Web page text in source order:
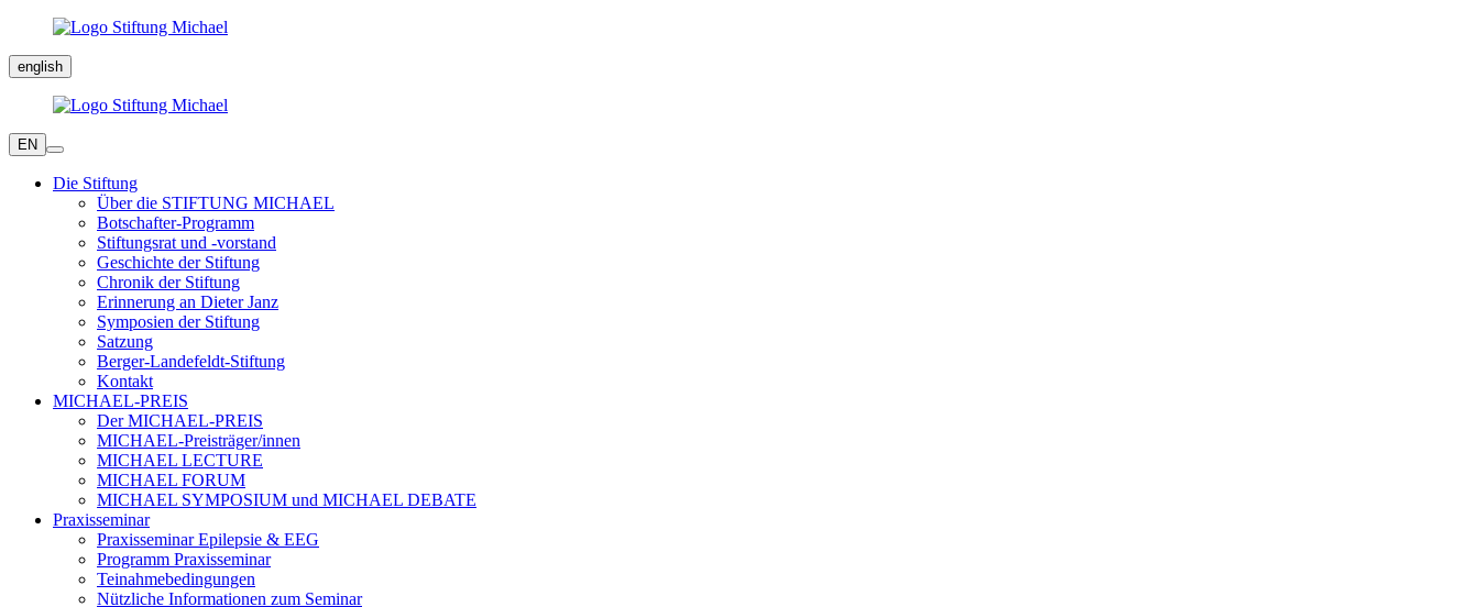
english
EN
Die Stiftung
Über die STIFTUNG MICHAEL
Botschafter-Programm
Stiftungsrat und -vorstand
Geschichte der Stiftung
Chronik der Stiftung
Erinnerung an Dieter Janz
Symposien der Stiftung
Satzung
Berger-Landefeldt-Stiftung
Kontakt
MICHAEL-PREIS
Der MICHAEL-PREIS
MICHAEL-Preisträger/innen
MICHAEL LECTURE
MICHAEL FORUM
MICHAEL SYMPOSIUM und MICHAEL DEBATE
Praxisseminar
Praxisseminar Epilepsie & EEG
Programm Praxisseminar
Teinahmebedingungen
Nützliche Informationen zum Seminar